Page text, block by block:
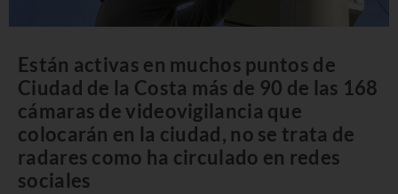
Están activas en muchos puntos de
Ciudad de la Costa más de 90 de las 168
cámaras de videovigilancia que
colocarán en la ciudad, no se trata de
radares como ha circulado en redes
sociales